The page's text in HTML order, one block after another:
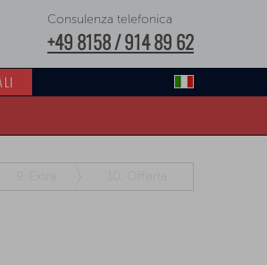
Consulenza telefonica
+49 8158 / 914 89 62